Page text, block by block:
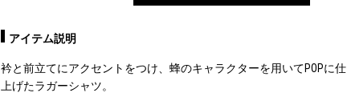
アイテム説明
衿と前立てにアクセントをつけ、蜂のキャラクターを用いてPOPに仕
上げたラガーシャツ。